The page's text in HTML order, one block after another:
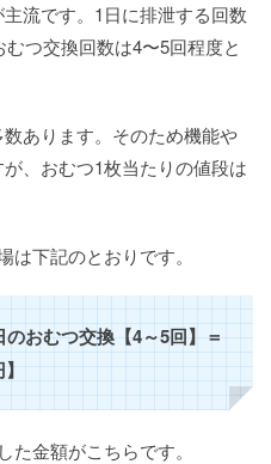
流です。1日に排泄する回数
つ交換回数は4〜5回程度と
あります。そのため機能や
、おむつ1枚当たりの値段は
下記のとおりです。
おむつ交換【4～5回】＝
】
た金額がこちらです。